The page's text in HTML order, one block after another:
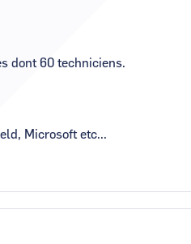
dont 60 techniciens.
Microsoft etc...